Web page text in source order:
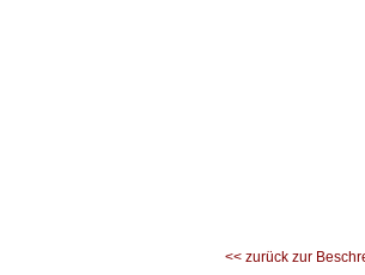
<< zurück zur